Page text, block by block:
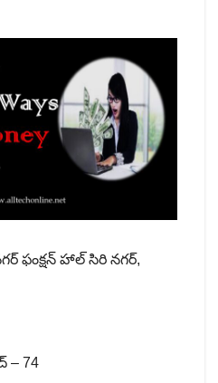
ఫంక్షన్ హాల్ సిరి నగర్,
– 74